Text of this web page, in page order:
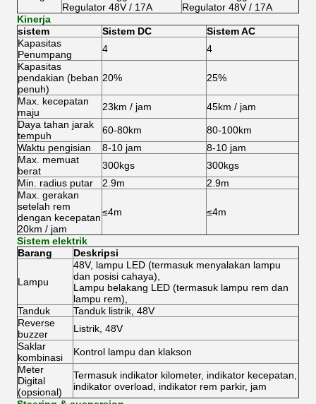
Regulator 48V / 17A
Regulator 48V / 17A
Kinerja
sistem
Sistem DC
Sistem AC
Kapasitas
Penumpang
4
4
Kapasitas
pendakian (beban
penuh)
20% 25%
Max. kecepatan
maju
23km / jam
45km / jam
Daya tahan jarak
tempuh
60-80km
80-100km
Waktu pengisian
8-10 jam
8-10 jam
Max. memuat
berat
300kgs
300kgs
Min.
radius putar 2.9m
2.9m
Max. gerakan
setelah rem
dengan kecepatan
20km / jam
≤4m ≤4m
Sistem elektrik
Barang
Deskripsi
Lampu
48V, lampu LED (termasuk menyalakan lampu
dan posisi cahaya),
Lampu belakang LED (termasuk lampu rem dan
lampu rem),
Tanduk
Tanduk listrik, 48V
Reverse
buzzer
Listrik, 48V
Saklar
kombinasi
Kontrol lampu dan klakson
Meter
Digital
(opsional)
Termasuk indikator kilometer, indikator kecepatan,
indikator overload, indikator rem parkir, jam